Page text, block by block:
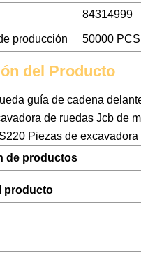
84314999
producción 50000
del Producto
guía de cadena
de ruedas Jcb de
Piezas de excavadora
de productos
producto